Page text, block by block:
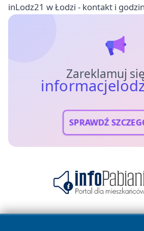
inLodz21 w Łodzi - kontakt i
Zareklamuj
SPRAWDŹ